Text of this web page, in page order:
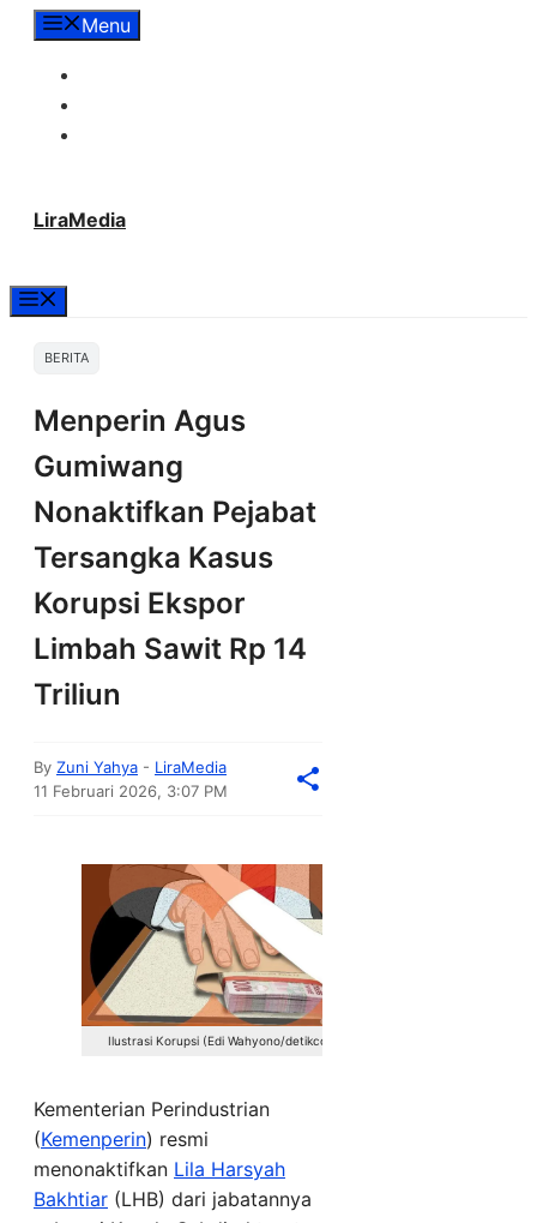
LangsungMenu
LiraMedia
BERITA
Menperin Agus
Gumiwang
Nonaktifkan Pejabat
Tersangka Kasus
Korupsi Ekspor
Limbah Sawit Rp 14
Triliun
By Zuni Yahya - LiraMedia
11 Februari 2026, 3:07 PM
Ilustrasi Korupsi (Edi Wahyono/detikcom)
Kementerian Perindustrian
(Kemenperin) resmi
menonaktifkan Lila Harsyah
Bakhtiar (LHB) dari jabatannya